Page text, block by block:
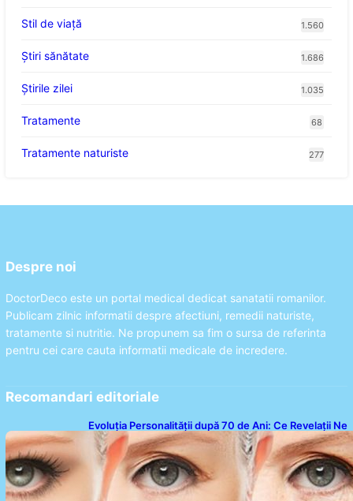
Stil de viaţă 1.560
Ştiri sănătate 1.686
Știrile zilei 1.035
Tratamente 68
Tratamente naturiste 277
Despre noi
DoctorDeco este un portal medical dedicat sanatatii romanilor.
Publicam zilnic informatii despre afectiuni, remedii naturiste,
tratamente si nutritie. Ne propunem sa fim o sursa de referinta
pentru cei care cauta informatii medicale de incredere.
Recomandari editoriale
Evoluția Personalității după 70 de Ani: Ce Revelații Ne
Oferă Studiile Psihologice